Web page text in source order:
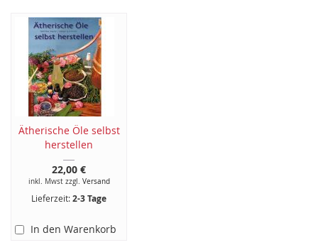
Ätherische Öle selbst
herstellen
22,00 €
inkl. Mwst zzgl. Versand
Lieferzeit:2-3 Tage
In den Warenkorb